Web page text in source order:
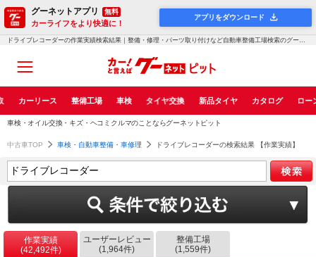
グーネットアプリ 無料
カーライフをより快適に！
アプリをダウンロード
ドライブレコーダーの作業実績検索結果｜整備・修理・パーツ取り付けなど自動車整備工場検索のグーネットピット
カーリース 整備工場 車検 タイヤ交換 新品タイヤ カタログ ロー
車検・オイル交換・キズ・ヘコミクルマのことならグーネットピット
中古車TOP 車検・自動車整備・車修理 ドライブレコーダーの検索結果 【作業実績】
作業実績
(42,492件)
ユーザーレビュー
(1,964件)
整備工場
(1,559件)